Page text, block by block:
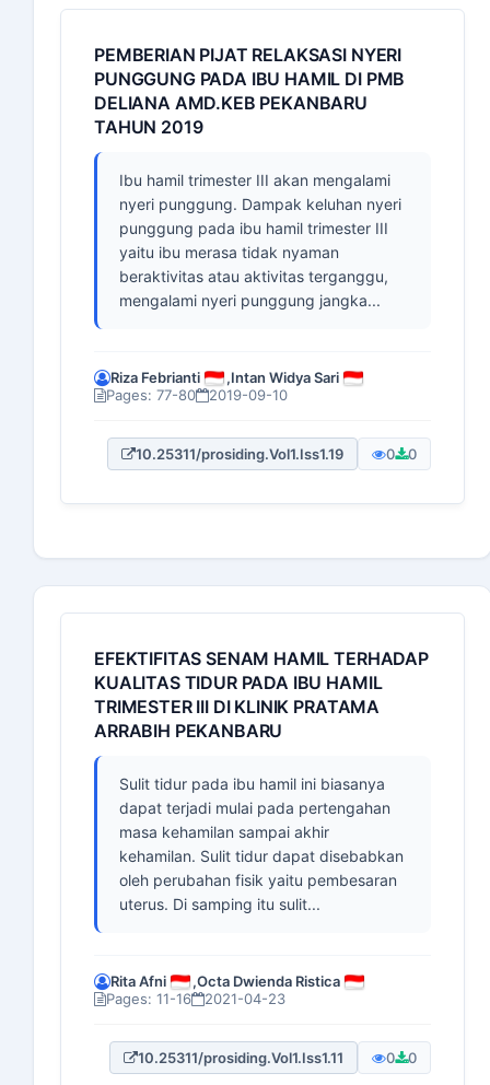
PEMBERIAN PIJAT RELAKSASI NYERI
PUNGGUNG PADA IBU HAMIL DI PMB
DELIANA AMD.KEB PEKANBARU
TAHUN 2019
Ibu hamil trimester III akan mengalami
nyeri punggung. Dampak keluhan nyeri
punggung pada ibu hamil trimester III
yaitu ibu merasa tidak nyaman
beraktivitas atau aktivitas terganggu,
mengalami nyeri punggung jangka...
Riza Febrianti ,Intan Widya Sari
Pages: 77-80
2019-09-10
10.25311/prosiding.Vol1.Iss1.19 0 0
EFEKTIFITAS SENAM HAMIL TERHADAP
KUALITAS TIDUR PADA IBU HAMIL
TRIMESTER III DI KLINIK PRATAMA
ARRABIH PEKANBARU
Sulit tidur pada ibu hamil ini biasanya
dapat terjadi mulai pada pertengahan
masa kehamilan sampai akhir
kehamilan. Sulit tidur dapat disebabkan
oleh perubahan fisik yaitu pembesaran
uterus. Di samping itu sulit...
Rita Afni ,Octa Dwienda Ristica
Pages: 11-16
2021-04-23
10.25311/prosiding.Vol1.Iss1.11 0 0